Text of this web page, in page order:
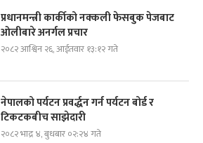
प्रधानमन्त्री कार्कीको नक्कली फेसबुक पेजबाट
ओलीबारे अनर्गल प्रचार
२०८२ आश्विन २६, आईतवार १३:१२ गते
नेपालको पर्यटन प्रवर्द्धन गर्न पर्यटन बोर्ड र
टिकटकबीच साझेदारी
२०८२ भाद्र ४, बुधबार ०२:२४ गते